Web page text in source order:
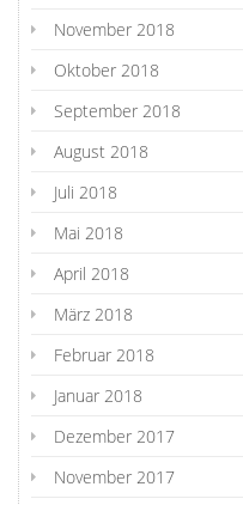
November 2018
Oktober 2018
September 2018
August 2018
Juli 2018
Mai 2018
April 2018
März 2018
Februar 2018
Januar 2018
Dezember 2017
November 2017